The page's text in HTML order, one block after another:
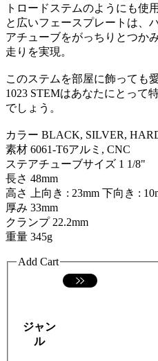
トロードステムのようにも使
と広いフェースプレートは、
アチューブをがっちりとつか
走りを実現。
このステムを部屋に飾っても
1023 STEMはあなたにとって
でしょう。
カラー BLACK, SILVER,
素材 6061-T6アルミ, CNC
ステアチューブサイズ 1 1/8"
長さ 48mm
高さ 上向き : 23mm 下向き :
厚み 33mm
クランプ 22.2mm
重量 345g
Add Cart
ジャン
ル